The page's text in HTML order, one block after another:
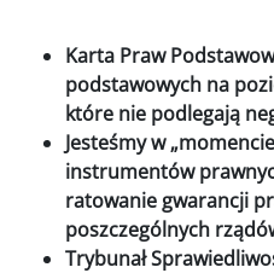
Karta Praw
podstawowych na
które nie podlegają
Jesteśmy w
instrumentów
ratowanie gwarancji
poszczególnych
Trybunał